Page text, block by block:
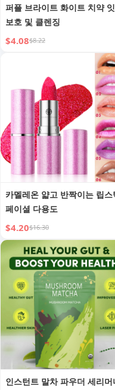
퍼플 브라이트 화이트 치약
보호 및 클렌징
$4.08$8.22
카멜레온 얇고 반짝이는 립스
페이셜 다용도
$4.20$16.30
인스턴트 말차 파우더 세리머